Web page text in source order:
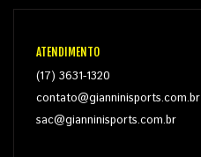
ATENDIMENTO
(17) 3631-1320
contato@gianninisports.com.br
sac@gianninisports.com.br